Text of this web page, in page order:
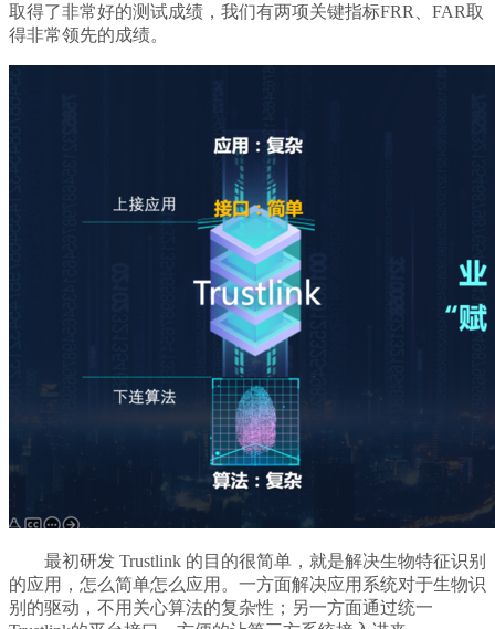
取得了非常好的测试成绩，我们有两项关键指标FRR、FAR取
得非常领先的成绩。
最初研发 Trustlink 的目的很简单，就是解决生物特征识别
的应用，怎么简单怎么应用。一方面解决应用系统对于生物识
别的驱动，不用关心算法的复杂性；另一方面通过统一